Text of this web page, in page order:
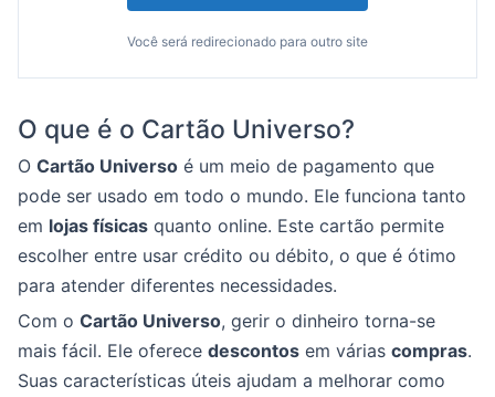
Você será redirecionado para outro site
O que é o Cartão Universo?
O Cartão Universo é um meio de pagamento que
pode ser usado em todo o mundo. Ele funciona tanto
em lojas físicas quanto online. Este cartão permite
escolher entre usar crédito ou débito, o que é ótimo
para atender diferentes necessidades.
Com o Cartão Universo, gerir o dinheiro torna-se
mais fácil. Ele oferece descontos em várias compras.
Suas características úteis ajudam a melhorar como